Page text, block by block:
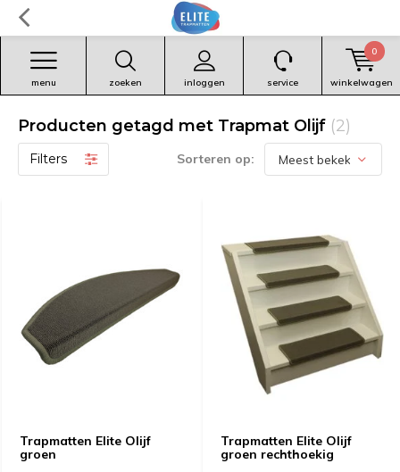
zoeken inloggen
menu service winkelwagen
0
Producten getagd met Trapmat Olijf (2)
Filters Sorteren op:
Trapmatten Elite Olijf
groen
Trapmatten Elite Olijf
groen rechthoekig